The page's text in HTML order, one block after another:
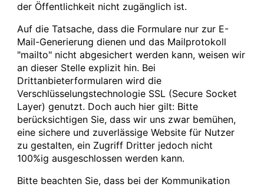
der Öffentlichkeit nicht zugänglich ist.
Auf die Tatsache, dass die Formulare nur zur E-
Mail-Generierung dienen und das Mailprotokoll
"mailto" nicht abgesichert werden kann, weisen wir
an dieser Stelle explizit hin. Bei
Drittanbieterformularen wird die
Verschlüsselungstechnologie SSL (Secure Socket
Layer) genutzt. Doch auch hier gilt: Bitte
berücksichtigen Sie, dass wir uns zwar bemühen,
eine sichere und zuverlässige Website für Nutzer
zu gestalten, ein Zugriff Dritter jedoch nicht
100%ig ausgeschlossen werden kann.
Bitte beachten Sie, dass bei der Kommunikation